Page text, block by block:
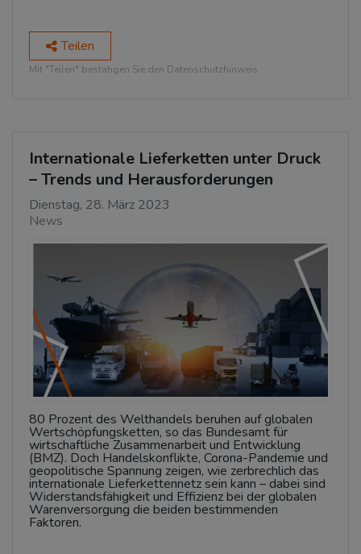
Teilen
Mit "Teilen" bestätigen Sie den Datenschutzhinweis.
Internationale Lieferketten unter Druck
– Trends und Herausforderungen
Dienstag, 28. März 2023
News
80 Prozent des Welthandels beruhen auf globalen
Wertschöpfungsketten, so das Bundesamt für
wirtschaftliche Zusammenarbeit und Entwicklung
(BMZ). Doch Handelskonflikte, Corona-Pandemie und
geopolitische Spannung zeigen, wie zerbrechlich das
internationale Lieferkettennetz sein kann – dabei sind
Widerstandsfähigkeit und Effizienz bei der globalen
Warenversorgung die beiden bestimmenden
Faktoren.